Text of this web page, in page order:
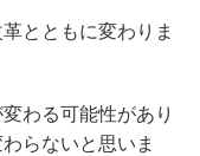
とともに変わりま
わる可能性があり
らないと思いま